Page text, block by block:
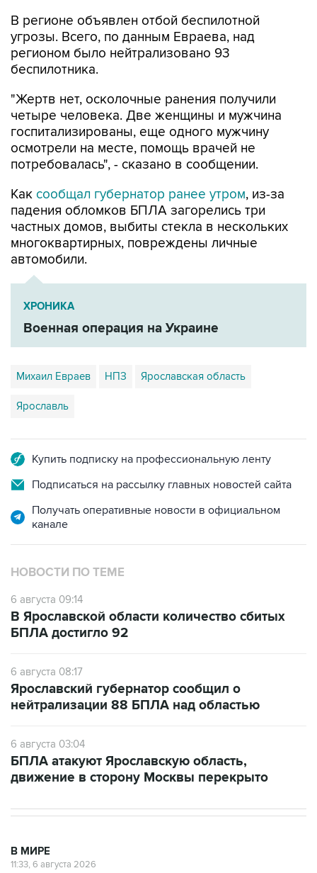
В регионе объявлен отбой беспилотной
угрозы. Всего, по данным Евраева, над
регионом было нейтрализовано 93
беспилотника.
"Жертв нет, осколочные ранения получили
четыре человека. Две женщины и мужчина
госпитализированы, еще одного мужчину
осмотрели на месте, помощь врачей не
потребовалась", - сказано в сообщении.
Как сообщал губернатор ранее утром, из-за
падения обломков БПЛА загорелись три
частных домов, выбиты стекла в нескольких
многоквартирных, повреждены личные
автомобили.
ХРОНИКА
Военная операция на Украине
Михаил Евраев НПЗ Ярославская область
Ярославль
Купить подписку на профессиональную ленту
Подписаться на рассылку главных новостей сайта
Получать оперативные новости в официальном
канале
НОВОСТИ ПО ТЕМЕ
6 августа 09:14
В Ярославской области количество сбитых
БПЛА достигло 92
6 августа 08:17
Ярославский губернатор сообщил о
нейтрализации 88 БПЛА над областью
6 августа 03:04
БПЛА атакуют Ярославскую область,
движение в сторону Москвы перекрыто
В МИРЕ
11:33, 6 августа 2026